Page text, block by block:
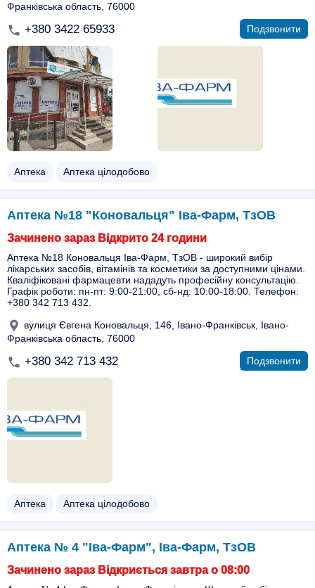
Франківська область, 76000
+380 3422 65933 Подзвонити
Аптека Аптека цілодобово
Аптека №18 "Коновальця" Іва-Фарм, ТзОВ
Зачинено зараз Відкрито 24 години
Аптека №18 Коновальця Іва-Фарм, ТзОВ - широкий вибір
лікарських засобів, вітамінів та косметики за доступними цінами.
Кваліфіковані фармацевти нададуть професійну консультацію.
Графік роботи: пн-пт: 9:00-21:00, сб-нд: 10:00-18:00. Телефон:
+380 342 713 432.
вулиця Євгена Коновальця, 146, Івано-Франківськ, Івано-
Франківська область, 76000
+380 342 713 432 Подзвонити
Аптека Аптека цілодобово
Аптека № 4 "Іва-Фарм", Іва-Фарм, ТзОВ
Зачинено зараз Відкриється завтра о 08:00